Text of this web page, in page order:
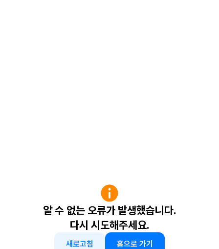
알 수 없는 오류가 발생했습니다.
다시 시도해주세요.
새로고침 홈으로 가기